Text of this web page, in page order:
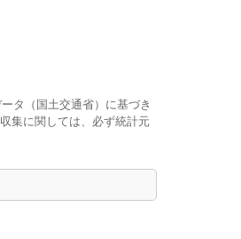
タ（国土交通省）に基づき
集に関しては、必ず統計元